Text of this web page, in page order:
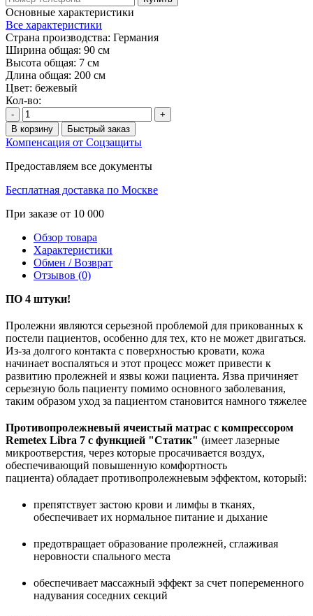
Основные характеристики
Все характеристики
Страна производства: Германия
Ширина общая: 90 см
Высота общая: 7 см
Длина общая: 200 см
Цвет: бежевый
Кол-во:
-
+
В корзину
Быстрый заказ
Компенсация от Соцзащиты
Предоставляем все документы
Бесплатная доставка по Москве
При заказе от 10 000
Обзор товара
Характеристики
Обмен / Возврат
Отзывов (0)
ПО 4 штуки!
Пролежни являются серьезной проблемой для прикованных к
постели пациентов, особенно для тех, кто не может двигаться.
Из-за долгого контакта с поверхностью кровати, кожа
начинает воспаляться и этот процесс может привести к
развитию пролежней и язвы кожи пациента. Язва причиняет
серьезную боль пациенту помимо основного заболевания,
таким образом уход за пациентом становится намного тяжелее
Противопролежневый ячеистый матрас с компрессором
Remetex Libra 7 с функцией "Статик" (имеет лазерные
микроотверстия, через которые просачивается воздух,
обеспечивающий повышенную комфортность
пациента) обладает противопролежневым эффектом, который:
препятствует застою крови и лимфы в тканях,
обеспечивает их нормальное питание и дыхание
предотвращает образование пролежней, сглаживая
неровности спального места
обеспечивает массажный эффект за счет попеременного
надувания соседних секций